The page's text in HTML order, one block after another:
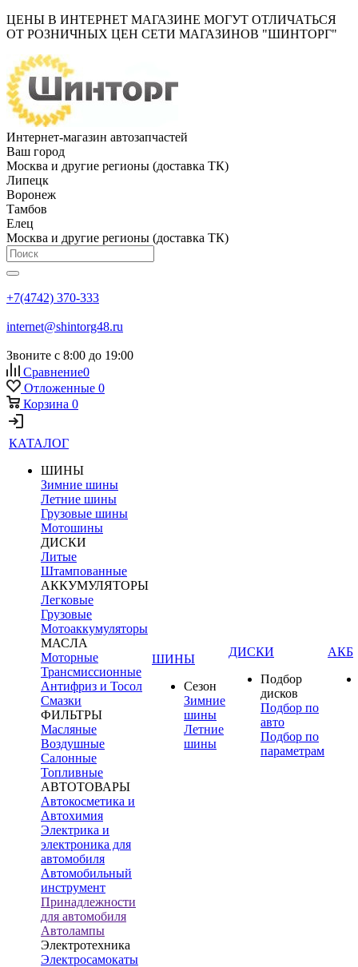
ЦЕНЫ В ИНТЕРНЕТ МАГАЗИНЕ МОГУТ ОТЛИЧАТЬСЯ
ОТ РОЗНИЧНЫХ ЦЕН СЕТИ МАГАЗИНОВ "ШИНТОРГ"
Интернет-магазин автозапчастей
Ваш город
Москва и другие регионы (доставка ТК)
Липецк
Воронеж
Тамбов
Елец
Москва и другие регионы (доставка ТК)
+7(4742) 370-333
internet@shintorg48.ru
Звоните с 8:00 до 19:00
Сравнение0
Отложенные 0
Корзина 0
КАТАЛОГ
ШИНЫ
Зимние шины
Летние шины
Грузовые шины
Мотошины
ДИСКИ
Литые
Штампованные
АККУМУЛЯТОРЫ
Легковые
Грузовые
Мотоаккумуляторы
МАСЛА
Моторные
Трансмиссионные
Антифриз и Тосол
Смазки
ФИЛЬТРЫ
Масляные
Воздушные
Салонные
Топливные
АВТОТОВАРЫ
Автокосметика и
Автохимия
Электрика и
электроника для
автомобиля
Автомобильный
инструмент
Принадлежности
для автомобиля
Автолампы
Электротехника
Электросамокаты
ШИНЫ
Сезон
Зимние
шины
Летние
шины
ДИСКИ
Подбор
дисков
Подбор по
авто
Подбор по
параметрам
АКБ